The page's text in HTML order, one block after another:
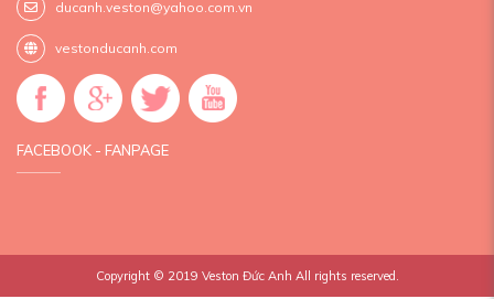
ducanh.veston@yahoo.com.vn
vestonducanh.com
FACEBOOK - FANPAGE
Copyright © 2019 Veston Đức Anh All rights reserved.